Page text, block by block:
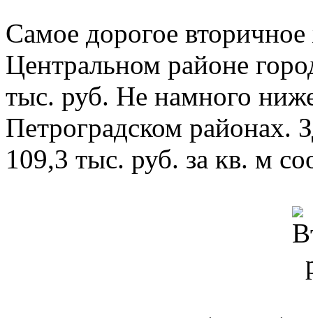
Самое дорогое
Центральном районе
тыс. руб. Не намного
Петроградском районах.
109,3 тыс. руб. за кв. м